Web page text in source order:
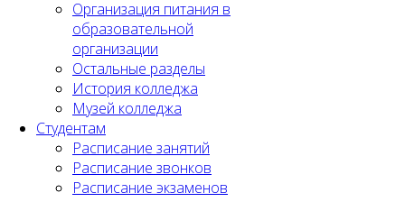
Организация питания в
образовательной
организации
Остальные разделы
История колледжа
Музей колледжа
Студентам
Расписание занятий
Расписание звонков
Расписание экзаменов